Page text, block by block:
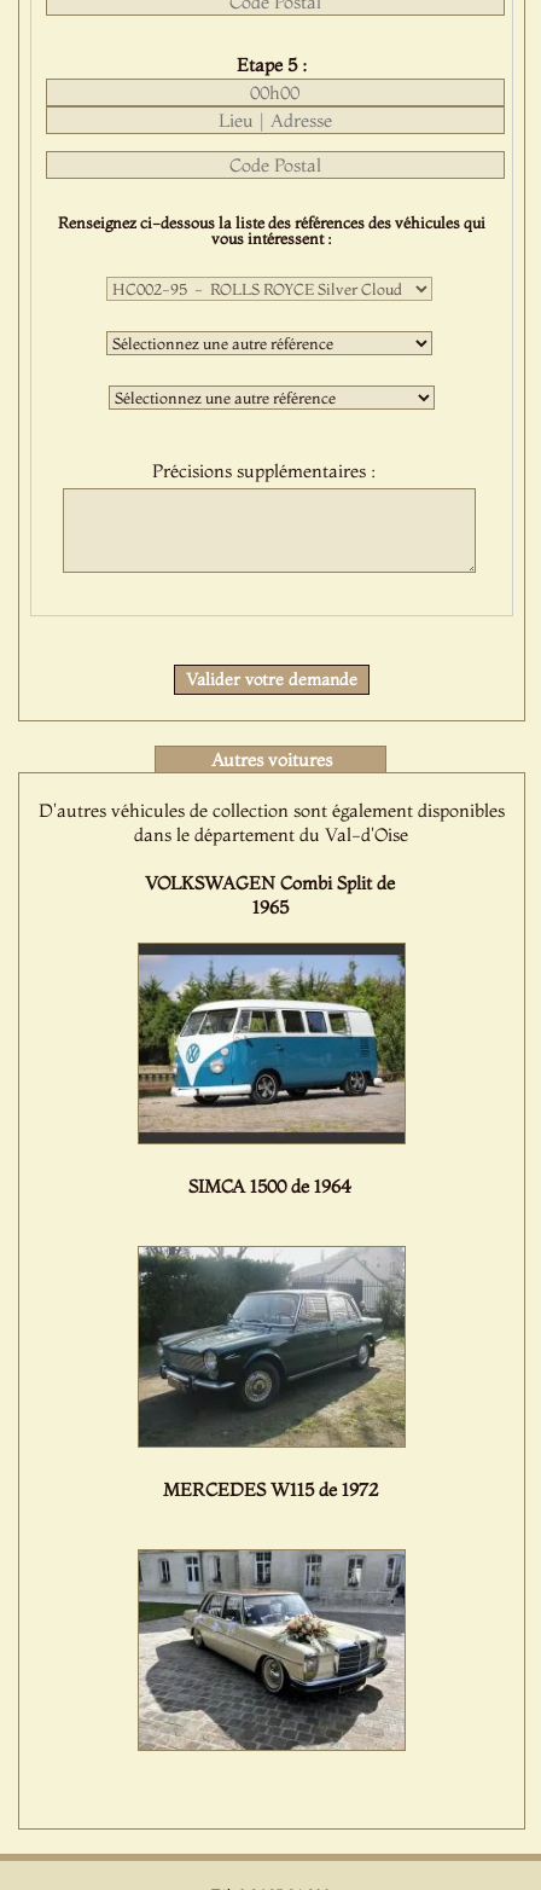
Etape 5 :
Renseignez ci-dessous la liste des références des véhicules qui
vous intéressent :
Première
sélection
:Deuxième
sélection
:Troisième
sélection
Précisions supplémentaires :
Valider votre demande
Autres voitures
D'autres véhicules de collection sont également disponibles
dans le département du Val-d'Oise
VOLKSWAGEN Combi Split de
1965
SIMCA 1500 de 1964
MERCEDES W115 de 1972